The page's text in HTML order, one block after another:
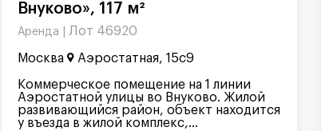
Внуково», 117 м²
Аренда | Лот 46920
Москва Аэростатная, 15с9
Коммерческое помещение на 1 линии
Аэростатной улицы во Внуково. Жилой
развивающийся район, объект находится
у въезда в жилой комплекс,...